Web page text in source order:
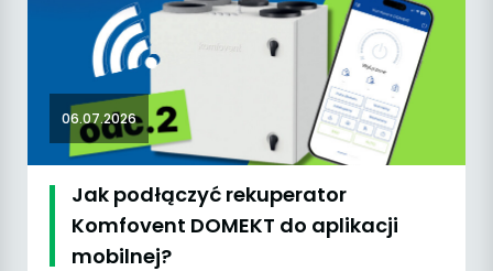
06.07.2026
Jak podłączyć rekuperator
Komfovent DOMEKT do aplikacji
mobilnej?